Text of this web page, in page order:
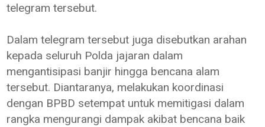
telegram tersebut.
Dalam telegram tersebut juga disebutkan arahan
kepada seluruh Polda jajaran dalam
mengantisipasi banjir hingga bencana alam
tersebut. Diantaranya, melakukan koordinasi
dengan BPBD setempat untuk memitigasi dalam
rangka mengurangi dampak akibat bencana baik